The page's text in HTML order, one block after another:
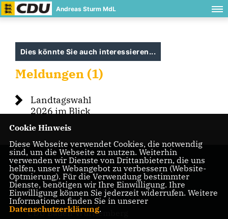
Andreas Sturm MdL
Dies könnte Sie auch interessieren...
Meldungen (1)
Landtagswahl
2026 im Blick
IMPRESSUM DATENSCHUTZ KONTAKT
CDU Baden-Württemberg
Cookie Hinweis
Diese Webseite verwendet Cookies, die notwendig
sind, um die Webseite zu nutzen. Weiterhin
verwenden wir Dienste von Drittanbietern, die uns
helfen, unser Webangebot zu verbessern (Website-
Optmierung). Für die Verwendung bestimmter
Dienste, benötigen wir Ihre Einwilligung. Ihre
Einwilligung können Sie jederzeit widerrufen. Weitere
Informationen finden Sie in unserer
Datenschutzerklärung.